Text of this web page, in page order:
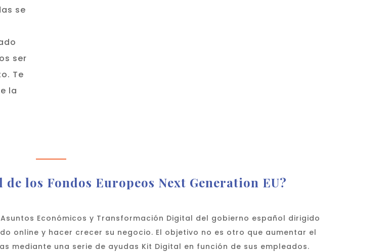
se
ser
Te
la
los Fondos Europeos Next Generation EU?
Económicos y Transformación Digital del gobierno español dirigido
online y hacer crecer su negocio. El objetivo no es otro que aumentar el
mediante una serie de ayudas Kit Digital en función de sus empleados.